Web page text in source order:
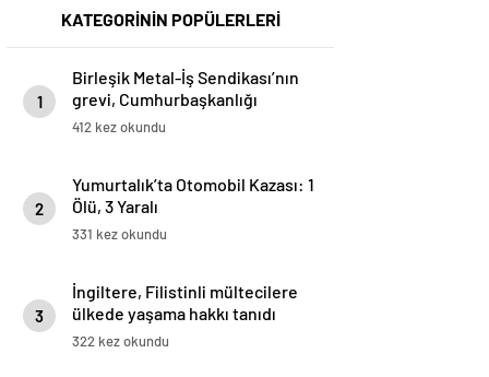
KATEGORİNİN POPÜLERLERİ
1
Birleşik Metal-İş Sendikası’nın
grevi, Cumhurbaşkanlığı
kararıyla yasaklandı
412 kez okundu
2
Yumurtalık’ta Otomobil Kazası: 1
Ölü, 3 Yaralı
331 kez okundu
3
İngiltere, Filistinli mültecilere
ülkede yaşama hakkı tanıdı
322 kez okundu